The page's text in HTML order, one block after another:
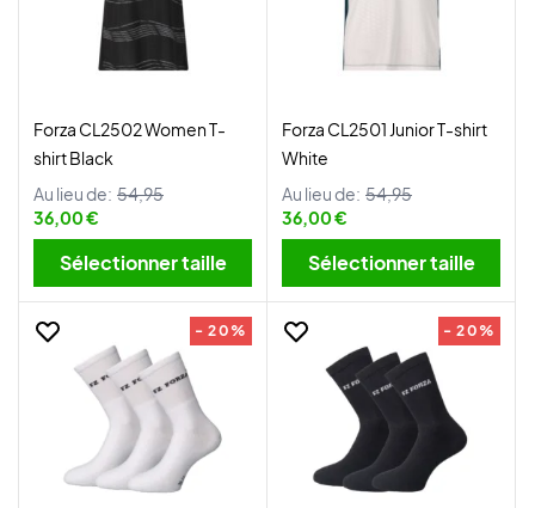
Forza CL2502 Women T-
shirt Black
Au lieu de: 54,95
36,00 €
Sélectionner taille
Forza CL2501 Junior T-shirt
White
Au lieu de: 54,95
36,00 €
Sélectionner taille
- 20% - 20%